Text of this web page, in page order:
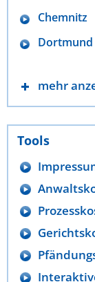
Chemnitz
Dortmund
mehr
Tools